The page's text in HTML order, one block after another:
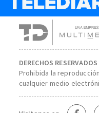
DERECHOS
Prohibida la
cualquier medio